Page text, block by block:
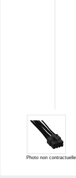
Photo non contractuelle